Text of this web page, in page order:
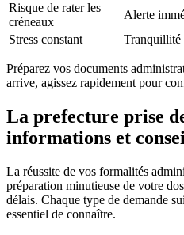
Risque de rater les
créneaux
Alerte
Stress constant
Tranquillité
Préparez vos documents
arrive, agissez rapidement pour
La prefecture prise
informations et
La réussite de vos formalités
préparation minutieuse de votre
délais. Chaque type de demande
essentiel de connaître.